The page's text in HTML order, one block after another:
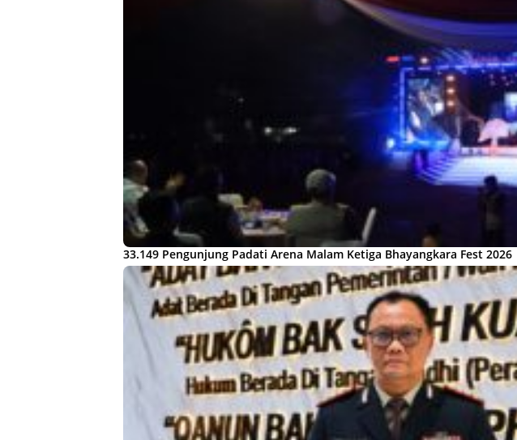
33.149 Pengunjung Padati Arena Malam Ketiga Bhayangkara Fest 2026